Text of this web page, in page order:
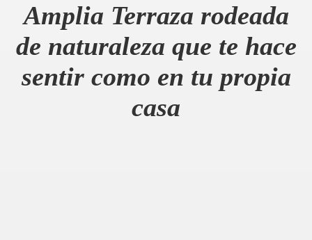
Amplia Terraza rodeada
de naturaleza que te hace
sentir como en tu propia
casa